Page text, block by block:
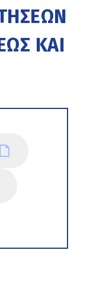
ΚΑΙ